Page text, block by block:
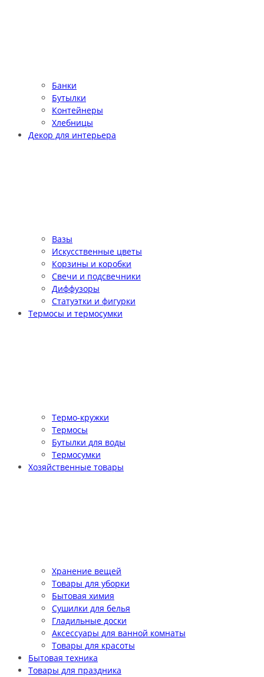
Банки
Бутылки
Контейнеры
Хлебницы
Декор для интерьера
Вазы
Искусственные цветы
Корзины и коробки
Свечи и подсвечники
Диффузоры
Статуэтки и фигурки
Термосы и термосумки
Термо-кружки
Термосы
Бутылки для воды
Термосумки
Хозяйственные товары
Хранение вещей
Товары для уборки
Бытовая химия
Сушилки для белья
Гладильные доски
Аксессуары для ванной комнаты
Товары для красоты
Бытовая техника
Товары для праздника